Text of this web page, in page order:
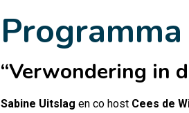
“Verwondering in
Sabine Uitslag en co host Cees de